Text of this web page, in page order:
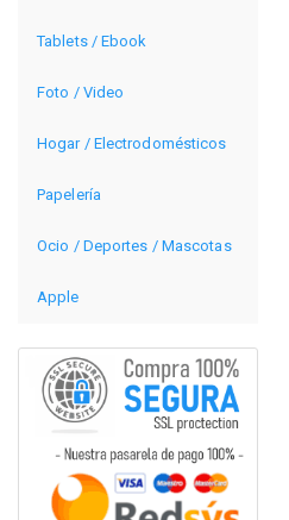
Tablets / Ebook
Foto / Video
Hogar / Electrodomésticos
Papelería
Ocio / Deportes / Mascotas
Apple